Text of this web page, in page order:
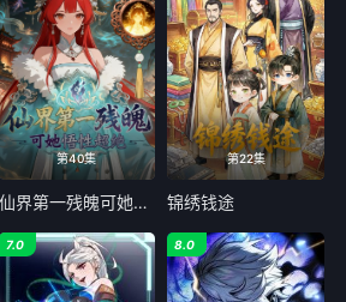
第40集
仙界第一残魄可她悟性超绝
第22集
锦绣钱途
7.0 8.0